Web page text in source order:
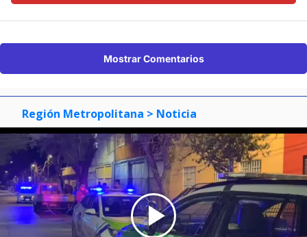
Mostrar Comentarios
Región Metropolitana > Noticia